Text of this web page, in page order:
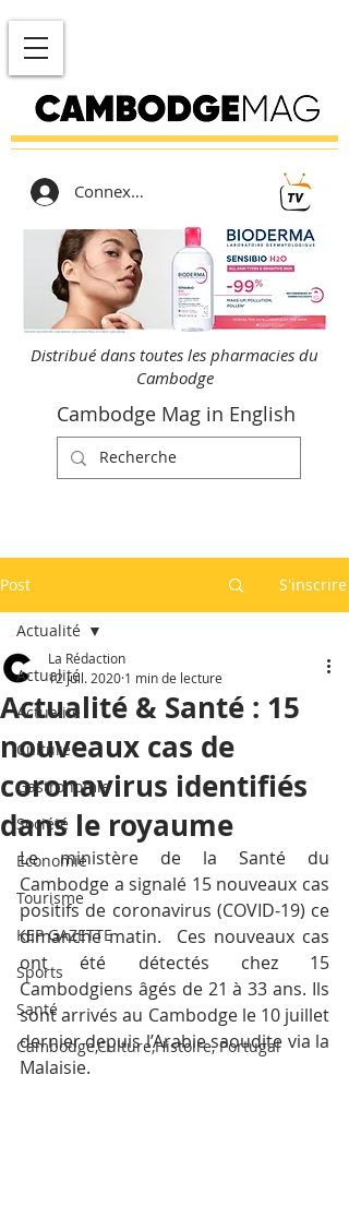
Connexion
Distribué dans toutes les pharmacies du
Cambodge
Cambodge Mag in English
Post S'inscrire
Actualité
Actualité
Culture
Gastronomie
Société
Economie
Tourisme
KEP GAZETTE
Sports
Santé
Cambodge,Culture,Histoire, Portugal
Actualité
Actualité & Santé : 15
nouveaux cas de
coronavirus identifiés
dans le royaume
La Rédaction
12 juil. 2020 1 min de lecture
Le ministère de la Santé du
Cambodge a signalé 15 nouveaux cas
positifs de coronavirus (COVID-19) ce
dimanche matin.  Ces nouveaux cas
ont été détectés chez 15
Cambodgiens âgés de 21 à 33 ans. Ils
sont arrivés au Cambodge le 10 juillet
dernier depuis l’Arabie saoudite via la
Malaisie.